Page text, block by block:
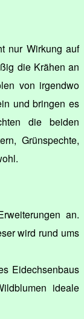
nur Wirkung auf
die Krähen an
von irgendwo
und bringen es
die beiden
Grünspechte,
an.
wird rund ums
Eidechsenbaus
ideale